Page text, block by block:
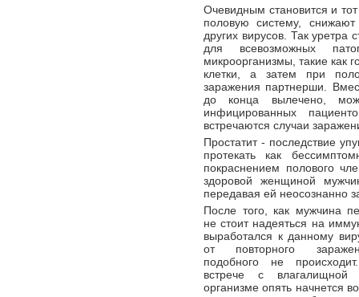
Очевидным становится и
половую систему,
других вирусов. Так уретра
для всевозможных
микроорганизмы, такие как
клетки, а затем при
заражения партнерши.
до конца вылечено,
инфицированных
встречаются случаи
Простатит - последствие
протекать как
покраснением полового
здоровой женщиной
передавая ей неосознанно
После того, как мужчина
не стоит надеяться на
выработался к данному
от повторного
подобного не
встрече с влагалищной
организме опять начнется